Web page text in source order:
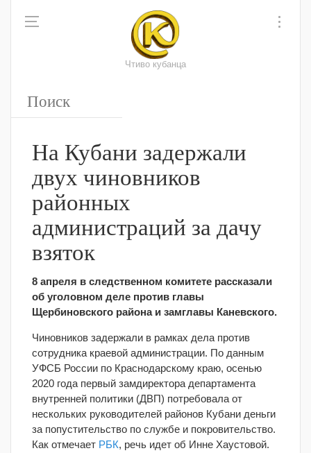
Чтиво кубанца
На Кубани задержали
двух чиновников
районных
администраций за дачу
взяток
8 апреля в следственном комитете рассказали
об уголовном деле против главы
Щербиновского района и замглавы Каневского.
Чиновников задержали в рамках дела против
сотрудника краевой администрации. По данным
УФСБ России по Краснодарскому краю, осенью
2020 года первый замдиректора департамента
внутренней политики (ДВП) потребовала от
нескольких руководителей районов Кубани деньги
за попустительство по службе и покровительство.
Как отмечает РБК, речь идет об Инне Хаустовой.